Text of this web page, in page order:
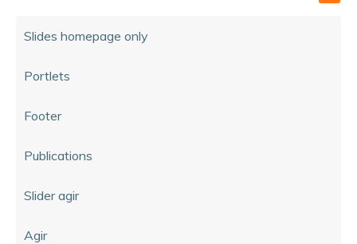
Slides homepage only
Portlets
Footer
Publications
Slider agir
Agir